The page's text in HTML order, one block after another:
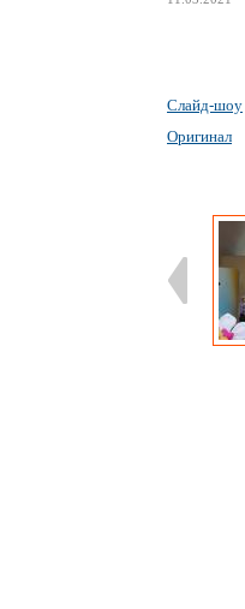
Слайд-шоу
Оригинал